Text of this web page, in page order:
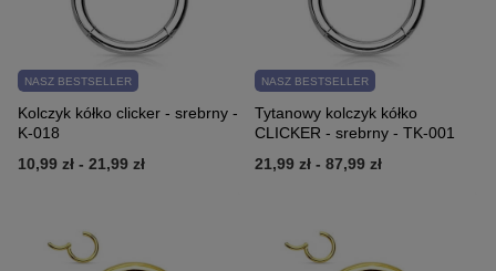
NASZ BESTSELLER
Kolczyk kółko clicker - srebrny -
K-018
10,99 zł - 21,99 zł
NASZ BESTSELLER
Tytanowy kolczyk kółko
CLICKER - srebrny - TK-001
21,99 zł - 87,99 zł